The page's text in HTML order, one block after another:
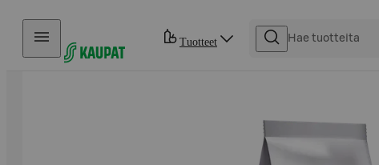
Hyppää sisältöön
Tuotteet